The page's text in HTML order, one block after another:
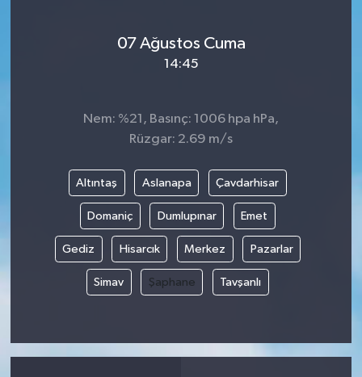
07 Ağustos Cuma
14:45
Nem: %21, Basınç: 1006 hpa hPa,
Rüzgar: 2.69 m/s
Altıntaş Aslanapa Çavdarhisar
Domaniç Dumlupınar Emet
Gediz Hisarcık Merkez Pazarlar
Simav Şaphane Tavşanlı
Yaşam
Yurttan